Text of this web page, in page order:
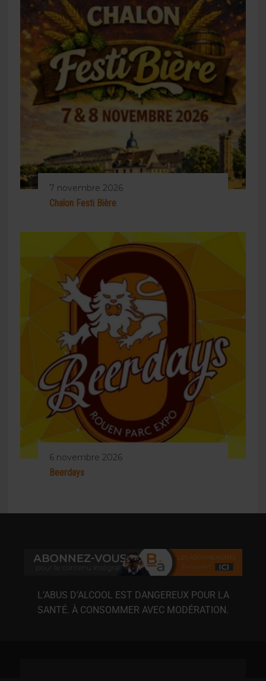
7 novembre 2026
Chalon Festi Bière
6 novembre 2026
Beerdays
L’ABUS D’ALCOOL EST DANGEREUX POUR LA
SANTÉ. À CONSOMMER AVEC MODÉRATION.